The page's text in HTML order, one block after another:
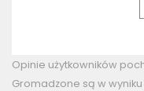
Opinie użytkowników
Gromadzone są w